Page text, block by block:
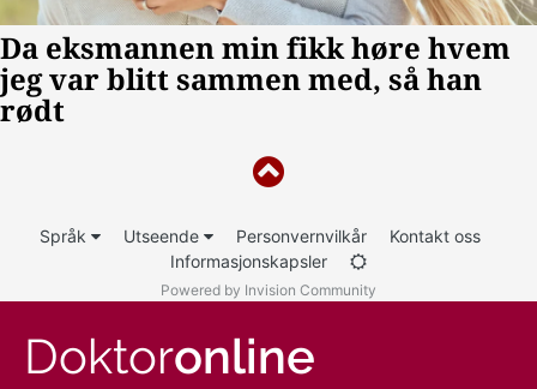
Språk Utseende Personvernvilkår
Kontakt oss
Informasjonskapsler
Powered by Invision Community
Doktoronline